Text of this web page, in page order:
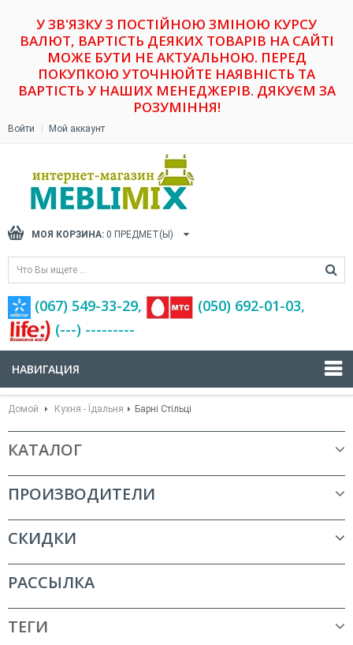
У ЗВ'ЯЗКУ З ПОСТІЙНОЮ ЗМІНОЮ КУРСУ
ВАЛЮТ, ВАРТІСТЬ ДЕЯКИХ ТОВАРІВ НА САЙТІ
МОЖЕ БУТИ НЕ АКТУАЛЬНОЮ. ПЕРЕД
ПОКУПКОЮ УТОЧНЮЙТЕ НАЯВНІСТЬ ТА
ВАРТІСТЬ У НАШИХ МЕНЕДЖЕРІВ. ДЯКУЄМ ЗА
РОЗУМІННЯ!
Войти Мой аккаунт
МОЯ КОРЗИНА: 0 ПРЕДМЕТ(Ы)
(067) 549-33-29,
(‎050) 692-01-03,
(---) ---------
НАВИГАЦИЯ
Домой Кухня - Їдальня Барні Стільці
КАТАЛОГ
ПРОИЗВОДИТЕЛИ
СКИДКИ
РАССЫЛКА
ТЕГИ